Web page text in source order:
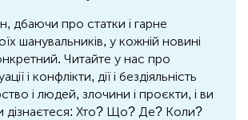
дбаючи про статки і гарне
шанувальників, у кожній новині
Читайте у нас про
і конфлікти, дії і бездіяльність
і людей, злочини і проєкти, і ви
дізнаєтеся: Хто? Що? Де? Коли?